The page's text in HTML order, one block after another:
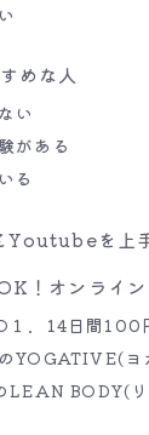
めな人
い
がある
る
Youtubeを上
！オンライン
１．14日間100
YOGATIVE(ヨ
LEAN BODY(